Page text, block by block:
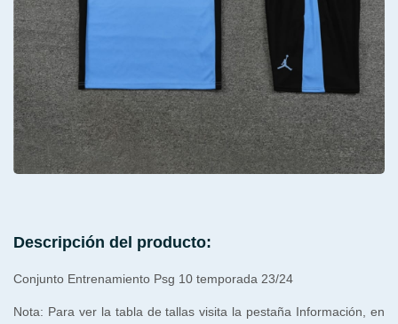
Descripción del producto:
Conjunto Entrenamiento Psg 10 temporada 23/24
Nota: Para ver la tabla de tallas visita la pestaña Información, en